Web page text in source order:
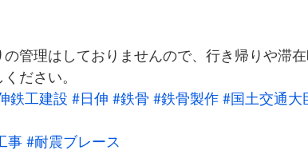
管理はしておりませんので、行き帰りや滞
ださい。
鉄工建設 #日伸 #鉄骨 #鉄骨製作 #国土交通大
事 #耐震ブレース